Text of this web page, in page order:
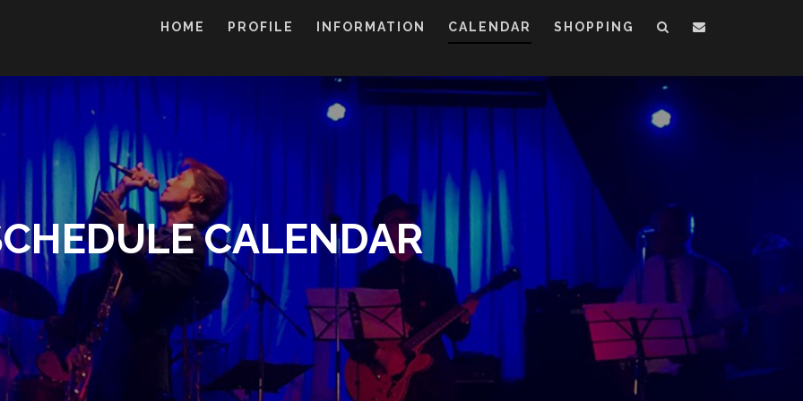
HOME PROFILE INFORMATION CALENDAR SHOPPING
CALENDAR